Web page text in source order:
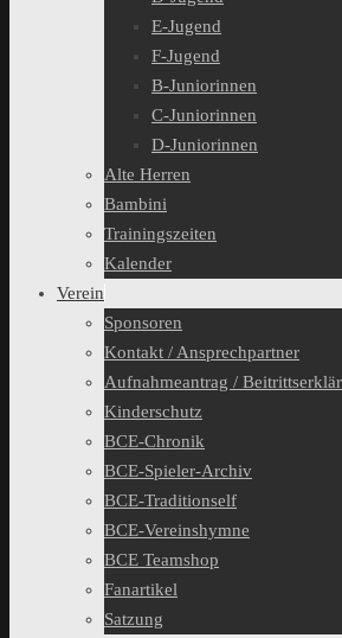
E-Jugend
F-Jugend
B-Juniorinnen
C-Juniorinnen
D-Juniorinnen
Alte Herren
Bambini
Trainingszeiten
Kalender
Verein
Sponsoren
Kontakt / Ansprechpartner
Aufnahmeantrag /
Kinderschutz
BCE-Chronik
BCE-Spieler-Archiv
BCE-Traditionself
BCE-Vereinshymne
BCE Teamshop
Fanartikel
Satzung